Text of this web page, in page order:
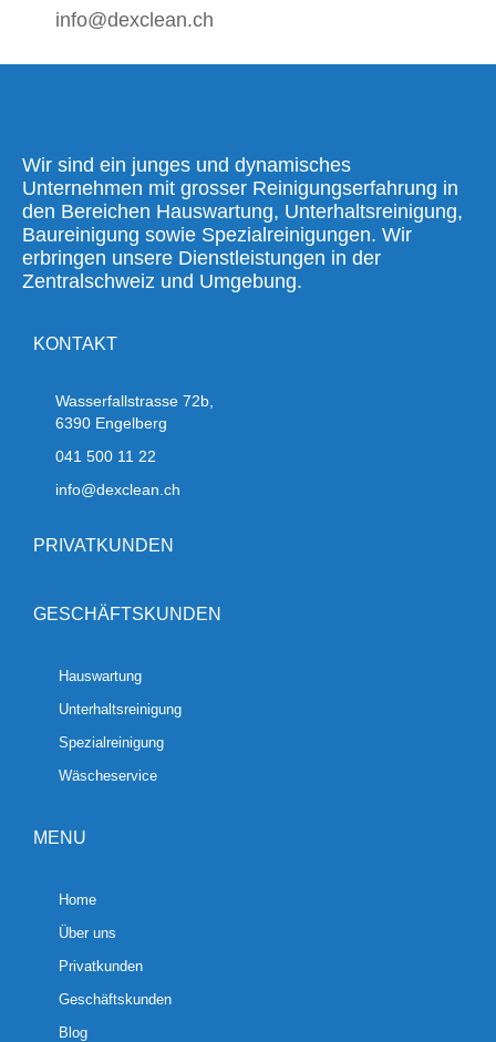
info@dexclean.ch
Wir sind ein junges und dynamisches
Unternehmen mit grosser Reinigungserfahrung in
den Bereichen Hauswartung, Unterhaltsreinigung,
Baureinigung sowie Spezialreinigungen. Wir
erbringen unsere Dienstleistungen in der
Zentralschweiz und Umgebung.
KONTAKT
Wasserfallstrasse 72b,
6390 Engelberg
041 500 11 22
info@dexclean.ch
PRIVATKUNDEN
GESCHÄFTSKUNDEN
Hauswartung
Unterhaltsreinigung
Spezialreinigung
Wäscheservice
MENU
Home
Über uns
Privatkunden
Geschäftskunden
Blog